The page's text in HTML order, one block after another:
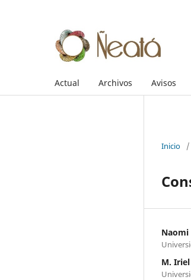
Actual Archivos Avisos
Inicio /
Naomi
M.